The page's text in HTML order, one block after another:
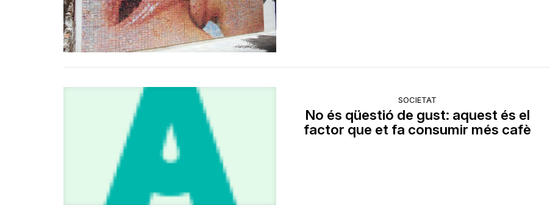
SOCIETAT
No és qüestió de gust: aquest és el
factor que et fa consumir més cafè